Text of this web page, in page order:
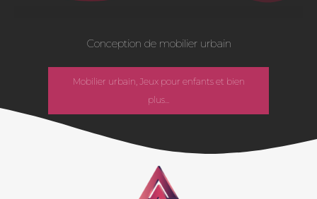
Conception de mobilier urbain
Mobilier urbain, Jeux pour enfants et bien
plus...